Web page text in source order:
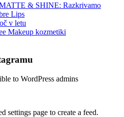
& SHINE: Razkrivamo
Lips
v letu
Makeup kozmetiki
to WordPress admins
settings page to create a feed.